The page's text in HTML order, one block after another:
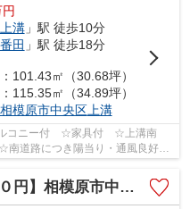
円
上溝」駅 徒歩10分
番田 」駅 徒歩18分
101.43㎡（30.68坪）
115.35㎡（34.89坪）
相模原市中央区上溝
ルコニー付 ☆家具付 ☆上溝南
道路につき陽当り・通風良好
中央区陽光台5丁目 新築一戸建て